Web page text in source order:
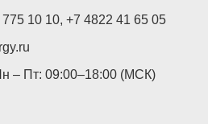
10 10, +7 4822 41 65 05
– Пт: 09:00–18:00 (МСК)